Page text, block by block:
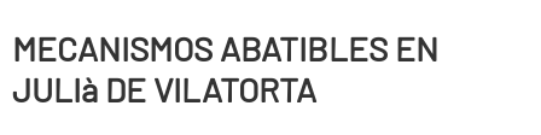
MECANISMOS ABATIBLES EN
JULIà DE VILATORTA